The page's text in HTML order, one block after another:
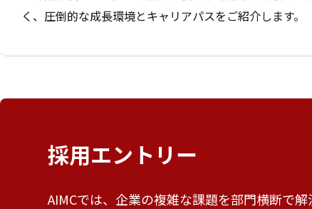
く、圧倒的な成長環境とキャリアパスをご紹介します。
採用エントリー
AIMCでは、企業の複雑な課題を部門横断で